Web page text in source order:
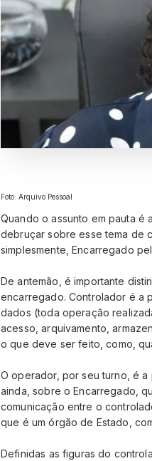
Foto: Arquivo Pessoal
Quando o assunto em pauta é
debruçar sobre esse tema de
simplesmente, Encarregado
De antemão, é importante
encarregado. Controlador é a
dados (toda operação
acesso, arquivamento,
o que deve ser feito, como,
O operador, por seu turno, é
ainda, sobre o Encarregado,
comunicação entre o
que é um órgão de Estado,
Definidas as figuras do